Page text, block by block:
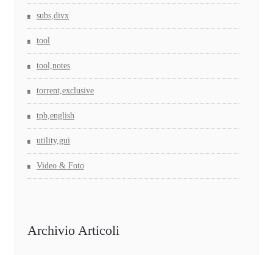
subs,divx
tool
tool,notes
torrent,exclusive
tpb,english
utility,gui
Video & Foto
Archivio Articoli